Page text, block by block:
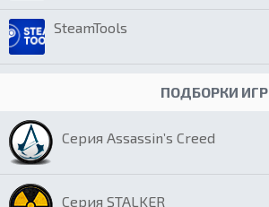
SteamTools
ПОДБОРКИ ИГР
Серия Assassin’s Creed
Серия STALKER